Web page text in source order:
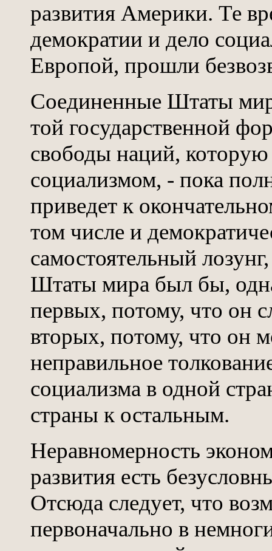
развития Америки. Те
демократии и дело
Европой, прошли
Соединенные Штаты
той государственной
свободы наций,
социализмом, - пока
приведет к
том числе и
самостоятельный
Штаты мира был бы,
первых, потому, что он
вторых, потому, что он
неправильное
социализма в одной
страны к остальным.
Неравномерность
развития есть
Отсюда следует, что
первоначально в